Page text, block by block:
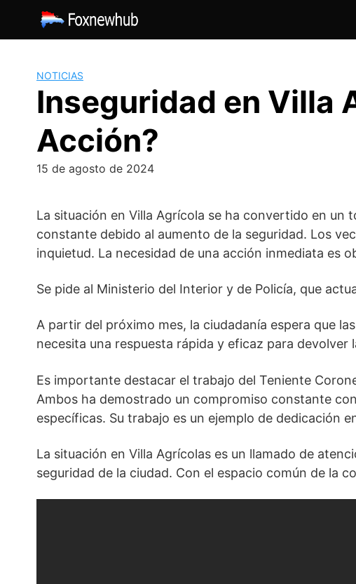
contenido
NOTICIAS
Inseguridad en Villa
Acción?
15 de agosto de 2024
La situación en Villa Agrícola se ha convertido en
constante debido al aumento de la seguridad. Los
inquietud. La necesidad de una acción inmediata es
Se pide al Ministerio del Interior y de Policía, que
A partir del próximo mes, la ciudadanía espera que
necesita una respuesta rápida y eficaz para devolver
Es importante destacar el trabajo del Teniente
Ambos ha demostrado un compromiso constante
específicas. Su trabajo es un ejemplo de dedicación
La situación en Villa Agrícolas es un llamado de
seguridad de la ciudad. Con el espacio común de la